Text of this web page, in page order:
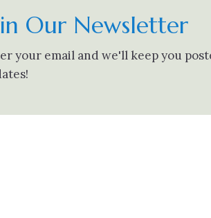
Our Newsletter
your email and we'll keep you